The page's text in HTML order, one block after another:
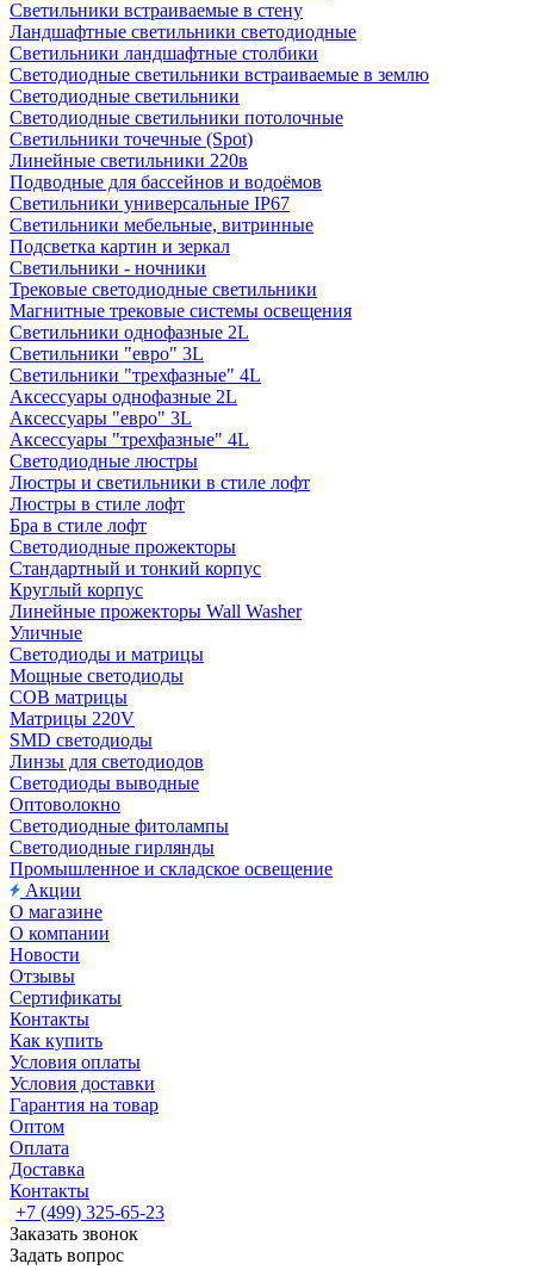
Светильники встраиваемые в стену
Ландшафтные светильники светодиодные
Светильники ландшафтные столбики
Светодиодные светильники встраиваемые в землю
Светодиодные светильники
Светодиодные светильники потолочные
Светильники точечные (Spot)
Линейные светильники 220в
Подводные для бассейнов и водоёмов
Светильники универсальные IP67
Светильники мебельные, витринные
Подсветка картин и зеркал
Светильники - ночники
Трековые светодиодные светильники
Магнитные трековые системы освещения
Светильники однофазные 2L
Светильники "евро" 3L
Светильники "трехфазные" 4L
Аксессуары однофазные 2L
Аксессуары "евро" 3L
Аксессуары "трехфазные" 4L
Светодиодные люстры
Люстры и светильники в стиле лофт
Люстры в стиле лофт
Бра в стиле лофт
Светодиодные прожекторы
Стандартный и тонкий корпус
Круглый корпус
Линейные прожекторы Wall Washer
Уличные
Светодиоды и матрицы
Мощные светодиоды
COB матрицы
Матрицы 220V
SMD светодиоды
Линзы для светодиодов
Светодиоды выводные
Оптоволокно
Светодиодные фитолампы
Светодиодные гирлянды
Промышленное и складское освещение
Акции
О магазине
О компании
Новости
Отзывы
Сертификаты
Контакты
Как купить
Условия оплаты
Условия доставки
Гарантия на товар
Оптом
Оплата
Доставка
Контакты
+7 (499) 325-65-23
Заказать звонок
Задать вопрос